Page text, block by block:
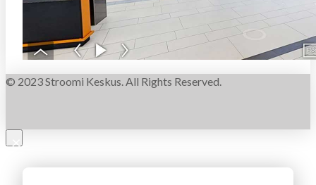
© 2023 Stroomi Keskus. All Rights Reserved.
×